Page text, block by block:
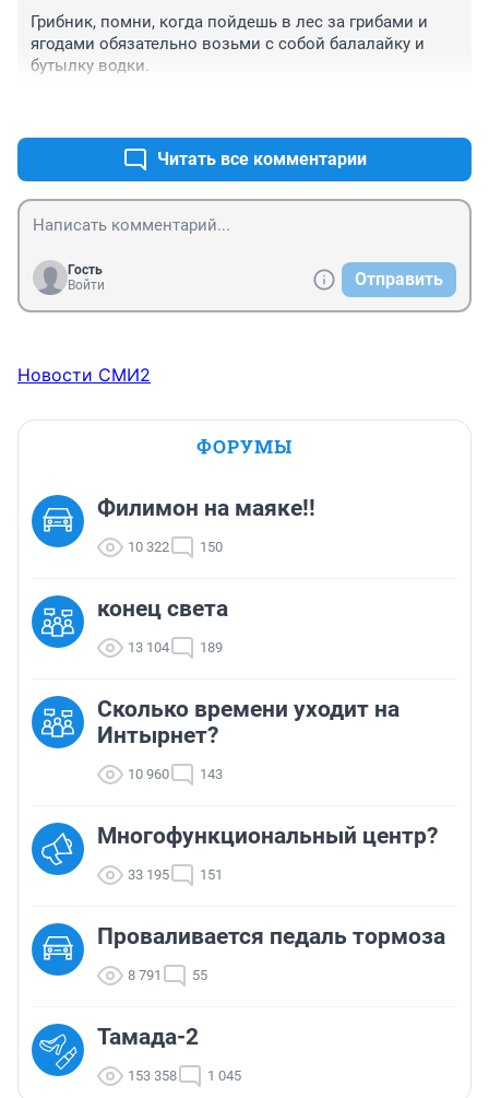
Грибник, помни, когда пойдешь в лес за грибами и
ягодами обязательно возьми с собой балалайку и
бутылку водки.
Читать все комментарии
Гость
Войти
Отправить
Новости СМИ2
ФОРУМЫ
Филимон на маяке!!
10 322 150
конец света
13 104 189
Сколько времени уходит на
Интырнет?
10 960 143
Многофункциональный центр?
33 195 151
Проваливается педаль тормоза
8 791 55
Тамада-2
153 358 1 045